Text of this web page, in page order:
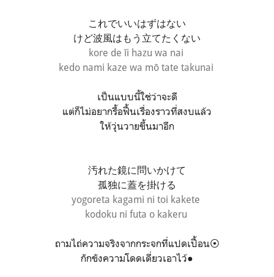
これでいいはずはない
けど波風はもう立てたくない
kore de īi hazu wa nai
kedo nami kaze wa mō tate takunai
เป็นแบบนี้ใช่ว่าจะดี
แต่ก็ไม่อยากรื้อฟื้นเรื่องราวที่สงบแล้ว
ให้วุ่นวายขึ้นมาอีก
汚れた鏡に問いかけて
孤独に蓋を掛ける
yogoreta kagami ni toi kakete
kodoku ni futa o kakeru
ถามไถ่ความจริงจากกระจกที่แปดเปื้อน⦿
กักขังความโดดเดี่ยวเอาไว้●